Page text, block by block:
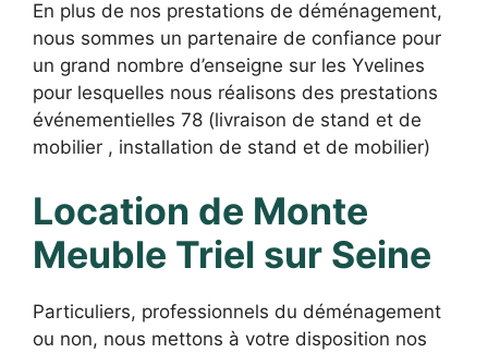
En plus de nos prestations de déménagement,
nous sommes un partenaire de confiance pour
un grand nombre d’enseigne sur les Yvelines
pour lesquelles nous réalisons des prestations
événementielles 78 (livraison de stand et de
mobilier , installation de stand et de mobilier)
Location de Monte
Meuble Triel sur Seine
Particuliers, professionnels du déménagement
ou non, nous mettons à votre disposition nos